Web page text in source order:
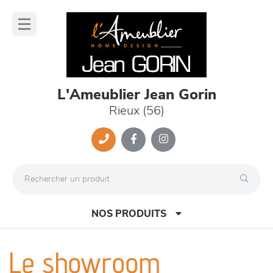
L'Ameublier Jean Gorin
Rieux (56)
NOS PRODUITS
Le showroom